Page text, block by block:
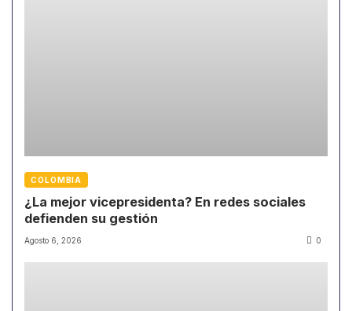
COLOMBIA
¿La mejor vicepresidenta? En redes sociales
defienden su gestión
Agosto 6, 2026 0